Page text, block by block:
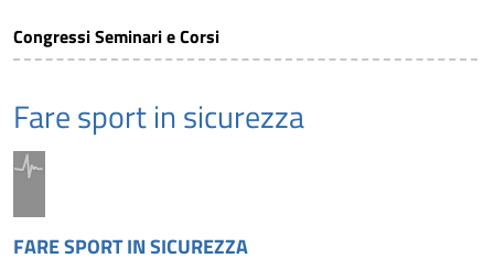
Congressi Seminari e Corsi
Fare sport in sicurezza
FARE SPORT IN SICUREZZA